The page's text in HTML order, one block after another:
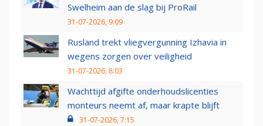
Swelheim aan de slag bij ProRail
31-07-2026, 9:09
Rusland trekt vliegvergunning Izhavia in
wegens zorgen over veiligheid
31-07-2026, 8:03
Wachttijd afgifte onderhoudslicenties
monteurs neemt af, maar krapte blijft
31-07-2026, 7:15